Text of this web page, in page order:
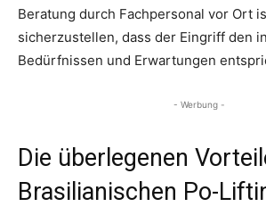
Beratung durch Fachpersonal vor Ort
sicherzustellen, dass der Eingriff den
Bedürfnissen und Erwartungen
- Werbung -
Die überlegenen
Brasilianischen Po-